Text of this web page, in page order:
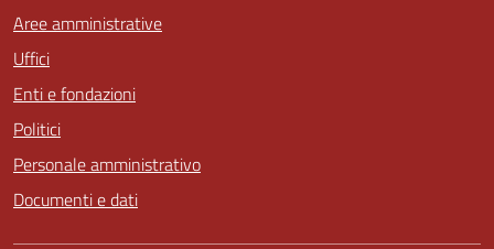
Aree amministrative
Uffici
Enti e fondazioni
Politici
Personale amministrativo
Documenti e dati